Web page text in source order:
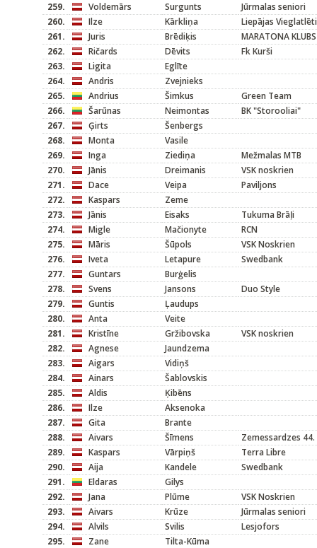
259.
Voldemārs Surgunts
Jūrmalas seniori
260.
Ilze Kārkliņa
Liepājas
261.
Juris Brēdiķis
MARATONA
262.
Ričards Dēvits
Fk Kurši
263.
Ligita
Eglīte
264.
Andris
Zvejnieks
265.
Andrius Šimkus
Green Team
266.
Šarūnas Neimontas
BK "Storooliai"
267.
Ģirts
Šenbergs
268.
Monta
Vasile
269.
Inga Ziediņa
Mežmalas MTB
270.
Jānis Dreimanis
VSK noskrien
271.
Dace Veipa
Paviljons
272.
Kaspars
Zeme
273.
Jānis Eisaks
Tukuma Brāļi
274.
Migle Mačionyte
RCN
275.
Māris Šūpols
VSK Noskrien
276.
Iveta Letapure
Swedbank
277.
Guntars
Burģelis
278.
Svens Jansons
Duo Style
279.
Guntis
Ļaudups
280.
Anta
Veite
281.
Kristīne Gržibovska
VSK noskrien
282.
Agnese
Jaundzema
283.
Aigars
Vidiņš
284.
Ainars
Šablovskis
285.
Aldis
Ķibēns
286.
Ilze
Aksenoka
287.
Gita
Brante
288.
Aivars Šīmens
Zemessardzes
289.
Kaspars Vārpiņš
Terra Libre
290.
Aija Kandele
Swedbank
291.
Eldaras
Gilys
292.
Jana Plūme
VSK Noskrien
293.
Aivars Krūze
Jūrmalas seniori
294.
Alvils Svilis
Lesjofors
295.
Zane
Tilta-Kūma